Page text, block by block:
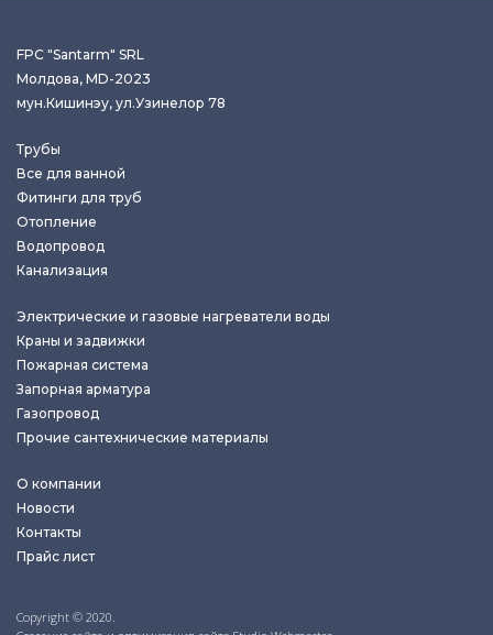
FPC "Santarm" SRL
Молдова, MD-2023
мун.Кишинэу, ул.Узинелор 78
Трубы
Все для ванной
Фитинги для труб
Отопление
Водопровод
Канализация
Электрические и газовые нагреватели воды
Краны и задвижки
Пожарная система
Запорная арматура
Газопровод
Прочие сантехнические материалы
О компании
Новости
Контакты
Прайс лист
Copyright © 2020.